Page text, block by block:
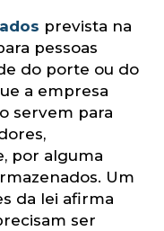
prevista na
pessoas
do porte ou do
a empresa
servem para
por alguma
Um
da lei afirma
ser